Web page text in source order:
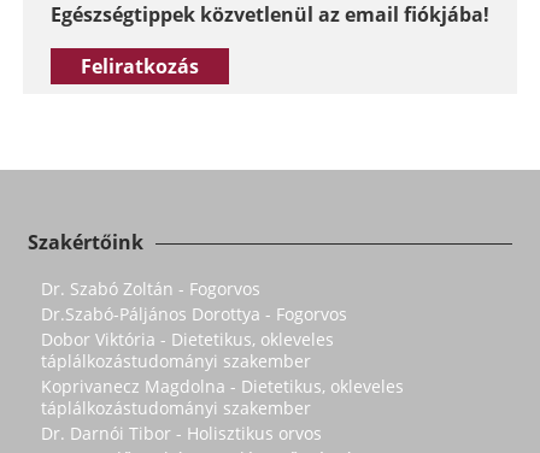
Egészségtippek közvetlenül az email fiókjába!
Feliratkozás
Szakértőink
Dr. Szabó Zoltán - Fogorvos
Dr.Szabó-Páljános Dorottya - Fogorvos
Dobor Viktória - Dietetikus, okleveles
táplálkozástudományi szakember
Koprivanecz Magdolna - Dietetikus, okleveles
táplálkozástudományi szakember
Dr. Darnói Tibor - Holisztikus orvos